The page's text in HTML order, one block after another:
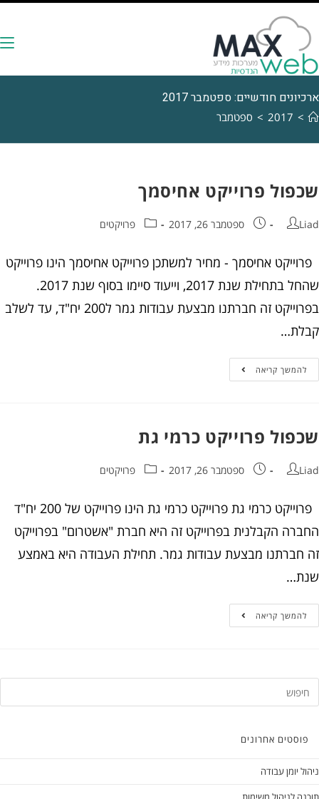
ארכיונים חודשיים: ספטמבר 2017
>
2017
> ספטמבר
שכפול פרוייקט אחיסמך
Liad ספטמבר 26, 2017 פרויקטים
פרוייקט אחיסמך - מחיר למשתכן פרוייקט אחיסמך הינו פרוייקט
שהחל בתחילת שנת 2017, וייעוד סיימו בסוף שנת 2017.
בפרוייקט זה חברתנו מבצעת עבודות גמר ל200 יח"ד, עד לשלב
קבלת…
להמשך קריאה
שכפול פרוייקט כרמי גת
Liad ספטמבר 26, 2017 פרויקטים
פרוייקט כרמי גת פרוייקט כרמי גת הינו פרוייקט של 200 יח"ד
החברה הקבלנית בפרוייקט זה היא חברת "אשטרום" בפרוייקט
זה חברתנו מבצעת עבודות גמר. תחילת העבודה היא באמצע
שנת…
להמשך קריאה
פוסטים אחרונים
ניהול יומן עבודה